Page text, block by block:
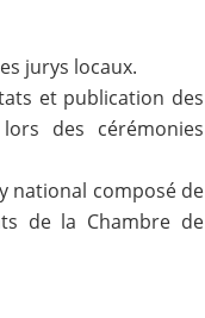
jurys locaux.
et publication des
des cérémonies
national composé de
de la Chambre de